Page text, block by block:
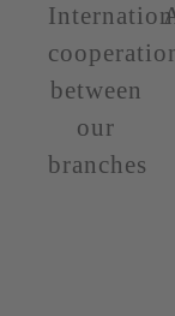
between
our
branches